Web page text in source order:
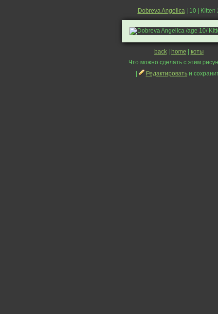
Dobreva Angelica| 10 | Kitten
back| home
коты
Что можно сделать с этим
Редактироватьи